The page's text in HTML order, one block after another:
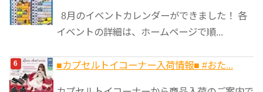
8月のイベントカレンダーができました！ 各
イベントの詳細は、ホームページで順...
■カプセルトイコーナー入荷情報■ #おた...